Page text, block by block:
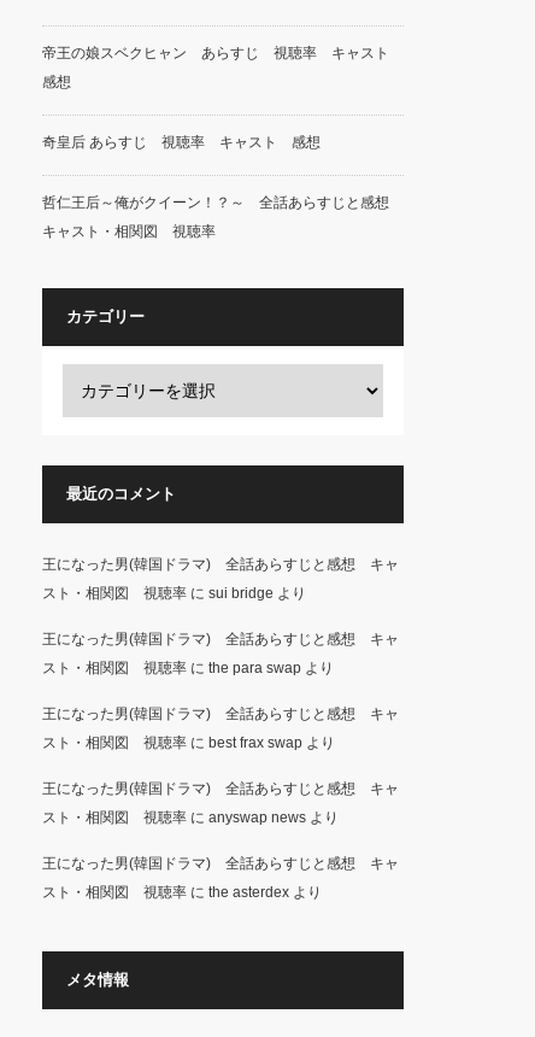
帝王の娘スベクヒャン あらすじ 視聴率 キャスト
感想
奇皇后 あらすじ 視聴率 キャスト 感想
哲仁王后～俺がクイーン！？～ 全話あらすじと感想
キャスト・相関図 視聴率
カテゴリー
最近のコメント
王になった男(韓国ドラマ) 全話あらすじと感想 キャ
スト・相関図 視聴率に sui bridge より
王になった男(韓国ドラマ) 全話あらすじと感想 キャ
スト・相関図 視聴率に the para swapより
王になった男(韓国ドラマ) 全話あらすじと感想 キャ
スト・相関図 視聴率に best frax swapより
王になった男(韓国ドラマ) 全話あらすじと感想 キャ
スト・相関図 視聴率に anyswap newsより
王になった男(韓国ドラマ) 全話あらすじと感想 キャ
スト・相関図 視聴率に the asterdexより
メタ情報